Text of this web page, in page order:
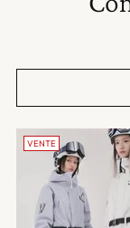
VENTE